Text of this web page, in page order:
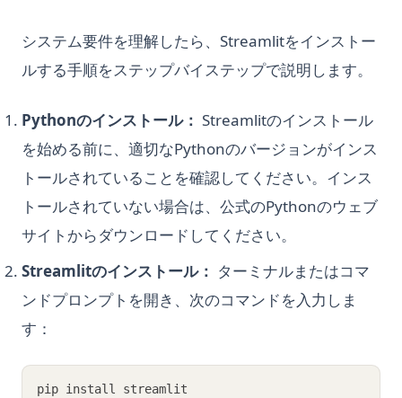
システム要件を理解したら、Streamlitをインストー
ルする手順をステップバイステップで説明します。
Pythonのインストール： Streamlitのインストール
を始める前に、適切なPythonのバージョンがインス
トールされていることを確認してください。インス
トールされていない場合は、公式のPythonのウェブ
サイトからダウンロードしてください。
Streamlitのインストール： ターミナルまたはコマ
ンドプロンプトを開き、次のコマンドを入力しま
す：
pip install streamlit